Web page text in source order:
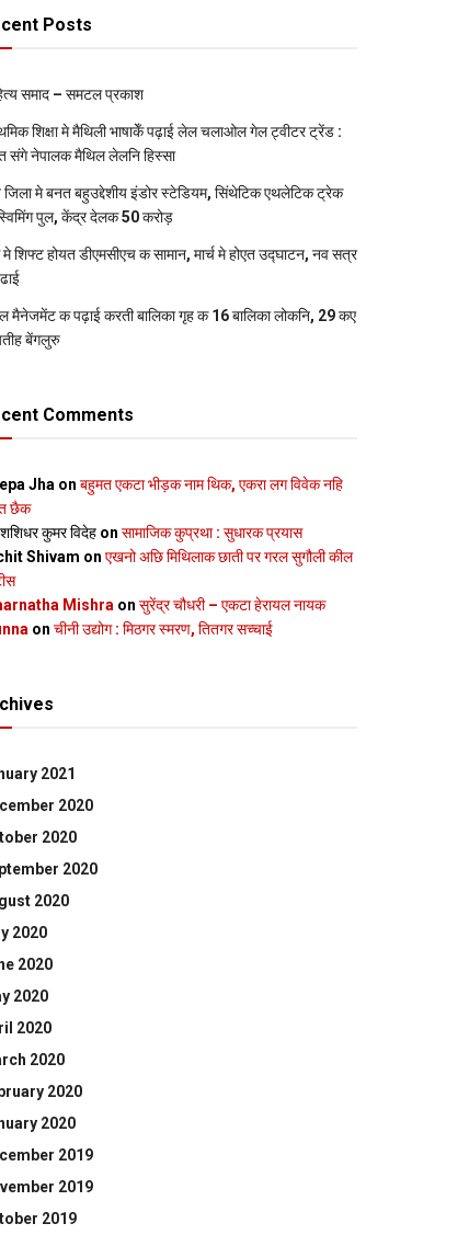
Posts
समाद – समटल प्रकाश
शि‍क्षा मे मैथि‍ली भाषाकेँ पढ़ाई लेल चलाओल गेल ट्वीटर ट्रेंड :
संगे नेपालक मैथिल लेलनि हिस्सा
जिला मे बनत बहुउद्देशीय इंडोर स्‍टेडि‍यम, सिंथेटिक एथलेटिक ट्रेक
पुल, केंद्र देलक 50 करोड़
मे शिफ्ट होयत डीएमसीएच क सामान, मार्च मे होएत उद्घाटन, नव सत्र
मैनेजमेंट क पढ़ाई करती बालिका गृह क 16 बालिका लोकनि, 29 कए
बेंगलुरु
Comments
Jha on बहुमत एकटा भीड़क नाम थिक, एकरा लग विवेक नहि
छैक
कुमर विदेह on सामाजिक कुप्रथा : सुधारक प्रयास
Shivam on एखनो अछि मिथिलाक छाती पर गरल सुगौली कील
Mishra on सुरेंद्र चौधरी – एकटा हेरायल नायक
on चीनी उद्योग : मिठगर स्‍मरण, तितगर सच्‍चाई
2021
2020
2020
2020
2020
2020
2020
2020
2020
2020
2020
2020
2019
2019
2019